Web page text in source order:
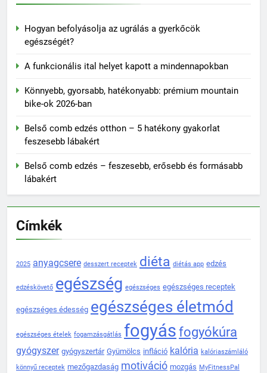
Hogyan befolyásolja az ugrálás a gyerkőcök
egészségét?
A funkcionális ital helyet kapott a mindennapokban
Könnyebb, gyorsabb, hatékonyabb: prémium mountain
bike-ok 2026-ban
Belső comb edzés otthon – 5 hatékony gyakorlat
feszesebb lábakért
Belső comb edzés – feszesebb, erősebb és formásabb
lábakért
Címkék
2025 anyagcsere desszert receptek diéta diétás app edzés
edzéskövető egészség egészséges egészséges receptek
egészséges édesség egészséges életmód
egészséges ételek fogamzásgátlás fogyás fogyókúra
gyógyszer gyógyszertár Gyümölcs infláció kalória kalóriaszámláló
könnyű receptek mezőgazdaság motiváció mozgás MyFitnessPal